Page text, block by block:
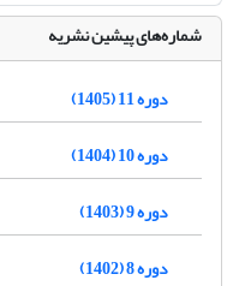
شماره‌های پیشین نشریه
دوره 11 (1405)
دوره 10 (1404)
دوره 9 (1403)
دوره 8 (1402)